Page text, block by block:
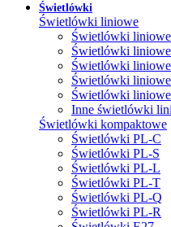
Świetlówki
Świetlówki liniowe
Świetlówki
Świetlówki
Świetlówki
Świetlówki
Świetlówki
Inne świetlówki
Świetlówki kompaktowe
Świetlówki PL-C
Świetlówki PL-S
Świetlówki PL-L
Świetlówki PL-T
Świetlówki PL-Q
Świetlówki PL-R